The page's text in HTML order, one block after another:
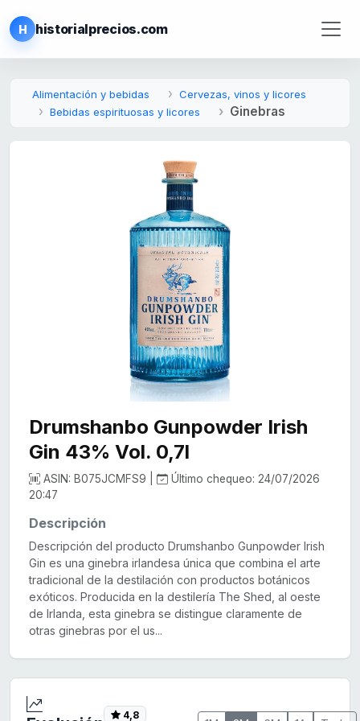
H historialprecios.com
Alimentación y bebidas
Cervezas, vinos y licores
Bebidas espirituosas y licores
Ginebras
Drumshanbo Gunpowder Irish
Gin 43% Vol. 0,7l
ASIN: B075JCMFS9 |
Último chequeo: 24/07/2026
20:47
Descripción
Descripción del producto Drumshanbo Gunpowder Irish
Gin es una ginebra irlandesa única que combina el arte
tradicional de la destilación con productos botánicos
exóticos. Producida en la destilería The Shed, al oeste
de Irlanda, esta ginebra se distingue claramente de
otras ginebras por el us...
4,8